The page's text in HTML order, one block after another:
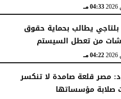
04:33 مـ
بلتاجي يطالب بحماية حقوق
من تعطل السيستم
04:22 مـ
مصر قلعة صامدة لا تنكسر
صلابة مؤسساتها